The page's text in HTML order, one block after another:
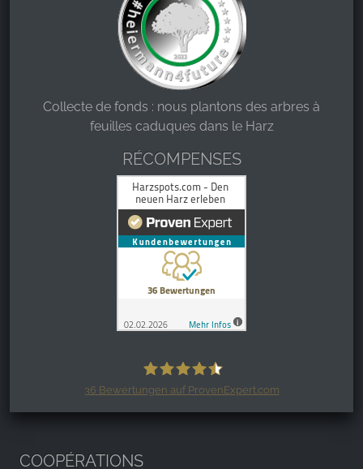
Collecte de fonds : nous plantons des arbres à
feuilles caduques dans le Harz
RÉCOMPENSES
36 Bewertungen auf ProvenExpert.com
COOPÉRATIONS